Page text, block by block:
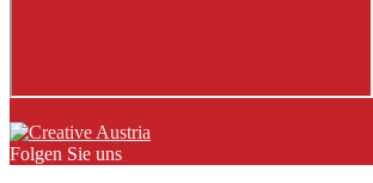
Folgen Sie uns